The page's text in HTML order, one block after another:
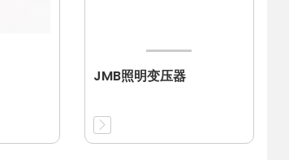
JMB照明变压器